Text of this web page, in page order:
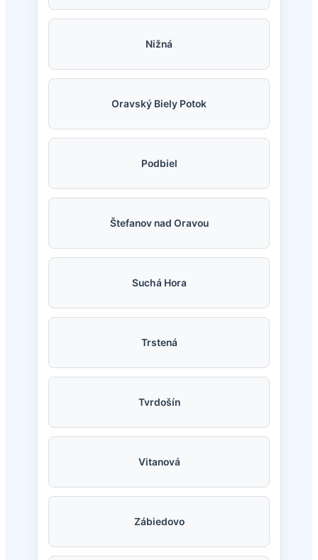
Nižná
Oravský Biely Potok
Podbiel
Štefanov nad Oravou
Suchá Hora
Trstená
Tvrdošín
Vitanová
Zábiedovo